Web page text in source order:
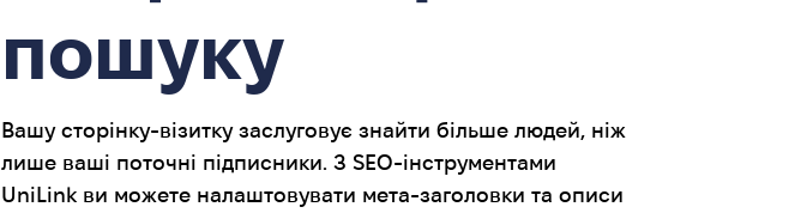
пошуку
Вашу сторінку-візитку заслуговує знайти більше людей, ніж
лише ваші поточні підписники. З SEO-інструментами
UniLink ви можете налаштовувати мета-заголовки та описи